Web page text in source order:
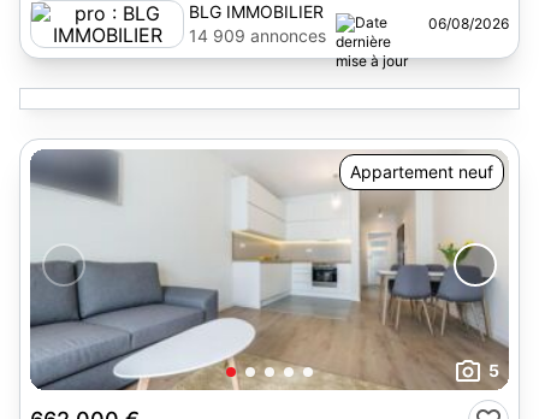
BLG IMMOBILIER
14 909 annonces
06/08/2026
Appartement neuf
5